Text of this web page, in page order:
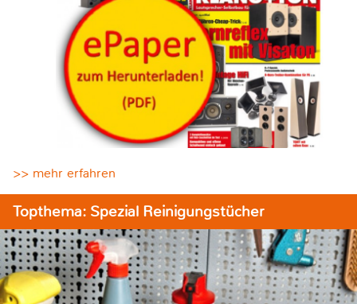
>> mehr erfahren
Topthema: Spezial Reinigungstücher